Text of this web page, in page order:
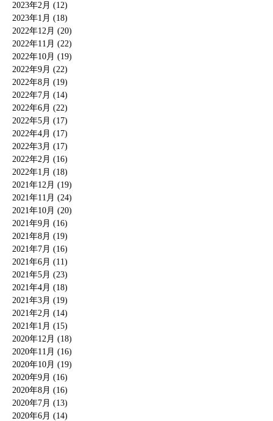
2023年2月 (12)
2023年1月 (18)
2022年12月 (20)
2022年11月 (22)
2022年10月 (19)
2022年9月 (22)
2022年8月 (19)
2022年7月 (14)
2022年6月 (22)
2022年5月 (17)
2022年4月 (17)
2022年3月 (17)
2022年2月 (16)
2022年1月 (18)
2021年12月 (19)
2021年11月 (24)
2021年10月 (20)
2021年9月 (16)
2021年8月 (19)
2021年7月 (16)
2021年6月 (11)
2021年5月 (23)
2021年4月 (18)
2021年3月 (19)
2021年2月 (14)
2021年1月 (15)
2020年12月 (18)
2020年11月 (16)
2020年10月 (19)
2020年9月 (16)
2020年8月 (16)
2020年7月 (13)
2020年6月 (14)